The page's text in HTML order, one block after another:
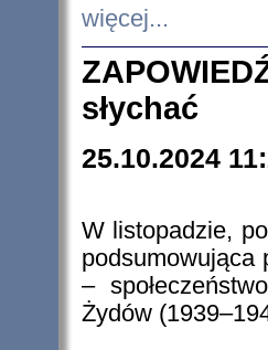
więcej...
słychać
25.10.2024
W listopadzie,
podsumowująca
–
Żydów